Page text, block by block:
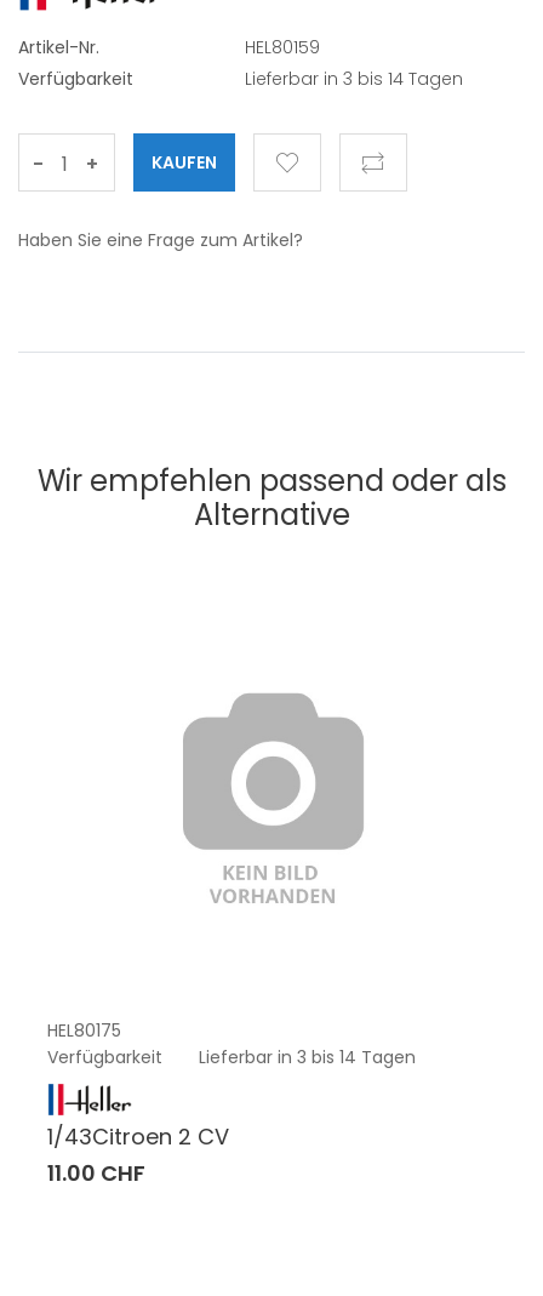
Artikel-Nr.
HEL80159
Verfügbarkeit
Lieferbar in 3 bis 14 Tagen
- +
Haben Sie eine Frage zum Artikel?
Wir empfehlen passend oder als
Alternative
HEL80175
Verfügbarkeit
Lieferbar in 3 bis 14 Tagen
1/43Citroen 2 CV
11.00 CHF